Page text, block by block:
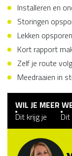
Installeren en
Storingen
Lekken
Kort rapport
Zelf je route
Meedraaien in
WIL JE MEER
Dit krijg je
Dit